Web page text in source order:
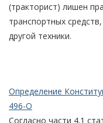
(тракторист) лишен
транспортных
другой техники.
Определение
496-О
Согласно части 4.1